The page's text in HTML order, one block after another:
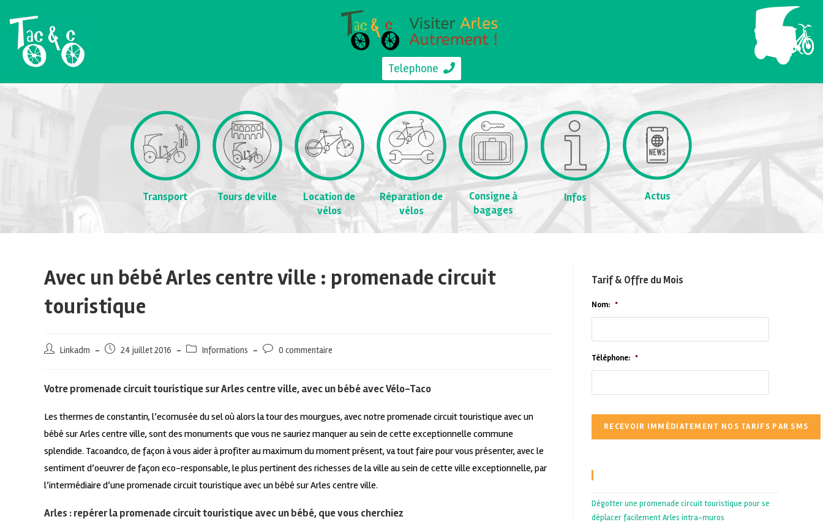
Telephone
Transport Tours de ville
Location de
vélos
Réparation de
vélos
Consigne à
bagages
Infos Actus
Avec un bébé Arles centre ville : promenade circuit
touristique
Linkadm 24 juillet 2016 Informations 0 commentaire
Votre promenade circuit touristique sur Arles centre ville, avec un bébé avec Vélo-Taco
Les thermes de constantin, l’ecomusée du sel où alors la tour des mourgues, avec notre promenade circuit touristique avec un
bébé sur Arles centre ville, sont des monuments que vous ne sauriez manquer au sein de cette exceptionnelle commune
splendide. Tacoandco, de façon à vous aider à profiter au maximum du moment présent, va tout faire pour vous présenter, avec le
sentiment d’oeuvrer de façon eco-responsable, le plus pertinent des richesses de la ville au sein de cette ville exceptionnelle, par
l’intermédiaire d’une promenade circuit touristique avec un bébé sur Arles centre ville.
Arles : repérer la promenade circuit touristique avec un bébé, que vous cherchiez
Tarif & Offre du Mois
Nom: *
Téléphone: *
Dégotter une promenade circuit touristique pour se
déplacer facilement Arles intra-muros